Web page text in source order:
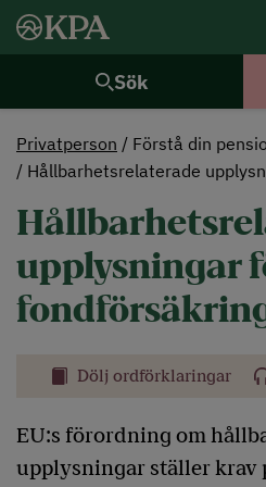
Sök
Privatperson Förstå din
Hållbarhetsrelaterade
upplysningar
Dölj ordförklaringar
EU:s förordning om
upplysningar ställer krav